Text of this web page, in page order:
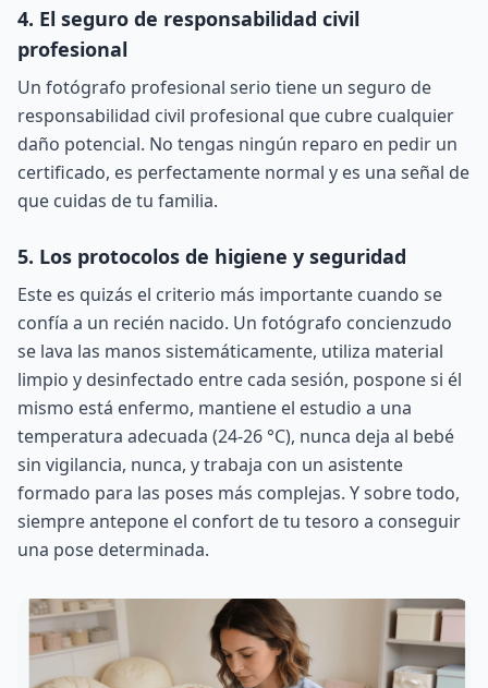
4. El seguro de responsabilidad civil
profesional
Un fotógrafo profesional serio tiene un seguro de
responsabilidad civil profesional que cubre cualquier
daño potencial. No tengas ningún reparo en pedir un
certificado, es perfectamente normal y es una señal de
que cuidas de tu familia.
5. Los protocolos de higiene y seguridad
Este es quizás el criterio más importante cuando se
confía a un recién nacido. Un fotógrafo concienzudo
se lava las manos sistemáticamente, utiliza material
limpio y desinfectado entre cada sesión, pospone si él
mismo está enfermo, mantiene el estudio a una
temperatura adecuada (24-26 °C), nunca deja al bebé
sin vigilancia, nunca, y trabaja con un asistente
formado para las poses más complejas. Y sobre todo,
siempre antepone el confort de tu tesoro a conseguir
una pose determinada.